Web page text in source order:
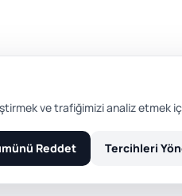
ve trafiğimizi analiz etmek
Reddet Tercihleri